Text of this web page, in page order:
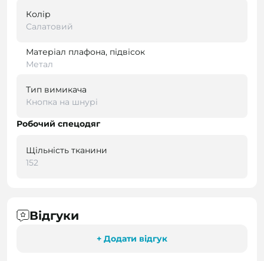
Колір
Салатовий
Матеріал плафона, підвісок
Метал
Тип вимикача
Кнопка на шнурі
Робочий спецодяг
Щільність тканини
152
Відгуки
+ Додати відгук